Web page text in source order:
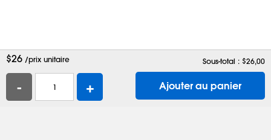
$26 /prix unitaire Sous-total : $26,00
- + Ajouter au panier